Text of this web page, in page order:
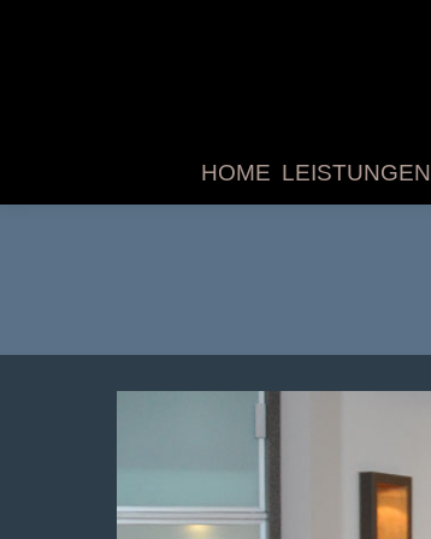
HOME LEISTUNGEN